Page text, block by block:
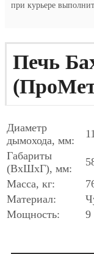
при курьере
Печь
Диаметр
дымохода, мм:
Габариты
(ВхШхГ), мм:
Масса, кг:
Материал:
Мощность:
9